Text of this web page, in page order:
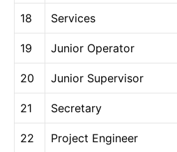
18 Services
19 Junior Operator
20 Junior Supervisor
21 Secretary
22 Project Engineer